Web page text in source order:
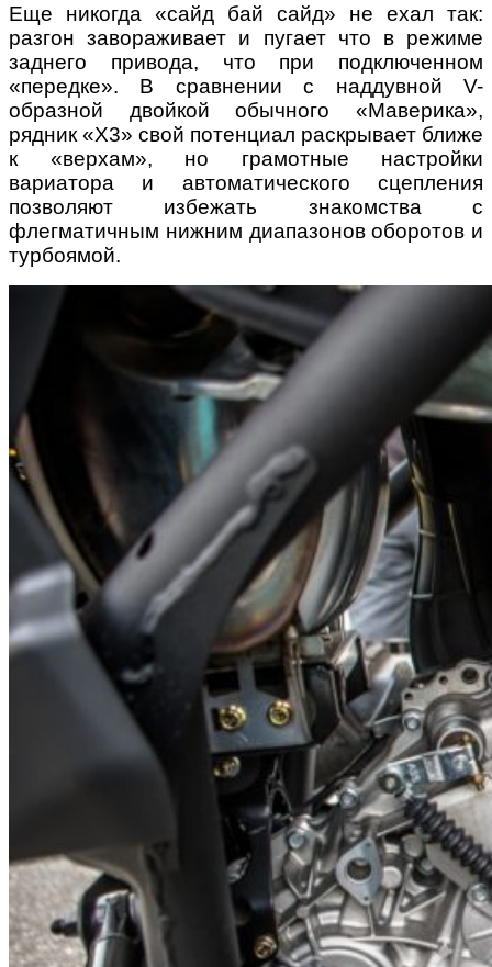
Еще никогда «сайд бай сайд» не ехал так:
разгон завораживает и пугает что в режиме
заднего привода, что при подключенном
«передке». В сравнении с наддувной V-
образной двойкой обычного «Маверика»,
рядник «X3» свой потенциал раскрывает ближе
к «верхам», но грамотные настройки
вариатора и автоматического сцепления
позволяют избежать знакомства с
флегматичным нижним диапазонов оборотов и
турбоямой.